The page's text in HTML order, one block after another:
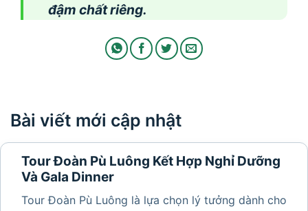
đậm chất riêng.
Bài viết mới cập nhật
Tour Đoàn Pù Luông Kết Hợp Nghỉ Dưỡng
Và Gala Dinner
Tour Đoàn Pù Luông là lựa chọn lý tưởng dành cho